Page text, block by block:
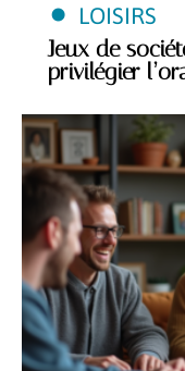
LOISIRS
Jeux de
privilégier